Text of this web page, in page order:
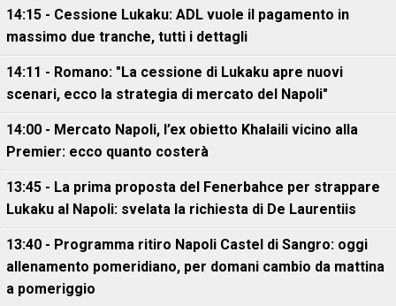
14:15 - Cessione Lukaku: ADL vuole il pagamento in
massimo due tranche, tutti i dettagli
14:11 - Romano: "La cessione di Lukaku apre nuovi
scenari, ecco la strategia di mercato del Napoli"
14:00 - Mercato Napoli, l’ex obietto Khalaili vicino alla
Premier: ecco quanto costerà
13:45 - La prima proposta del Fenerbahce per strappare
Lukaku al Napoli: svelata la richiesta di De Laurentiis
13:40 - Programma ritiro Napoli Castel di Sangro: oggi
allenamento pomeridiano, per domani cambio da mattina
a pomeriggio